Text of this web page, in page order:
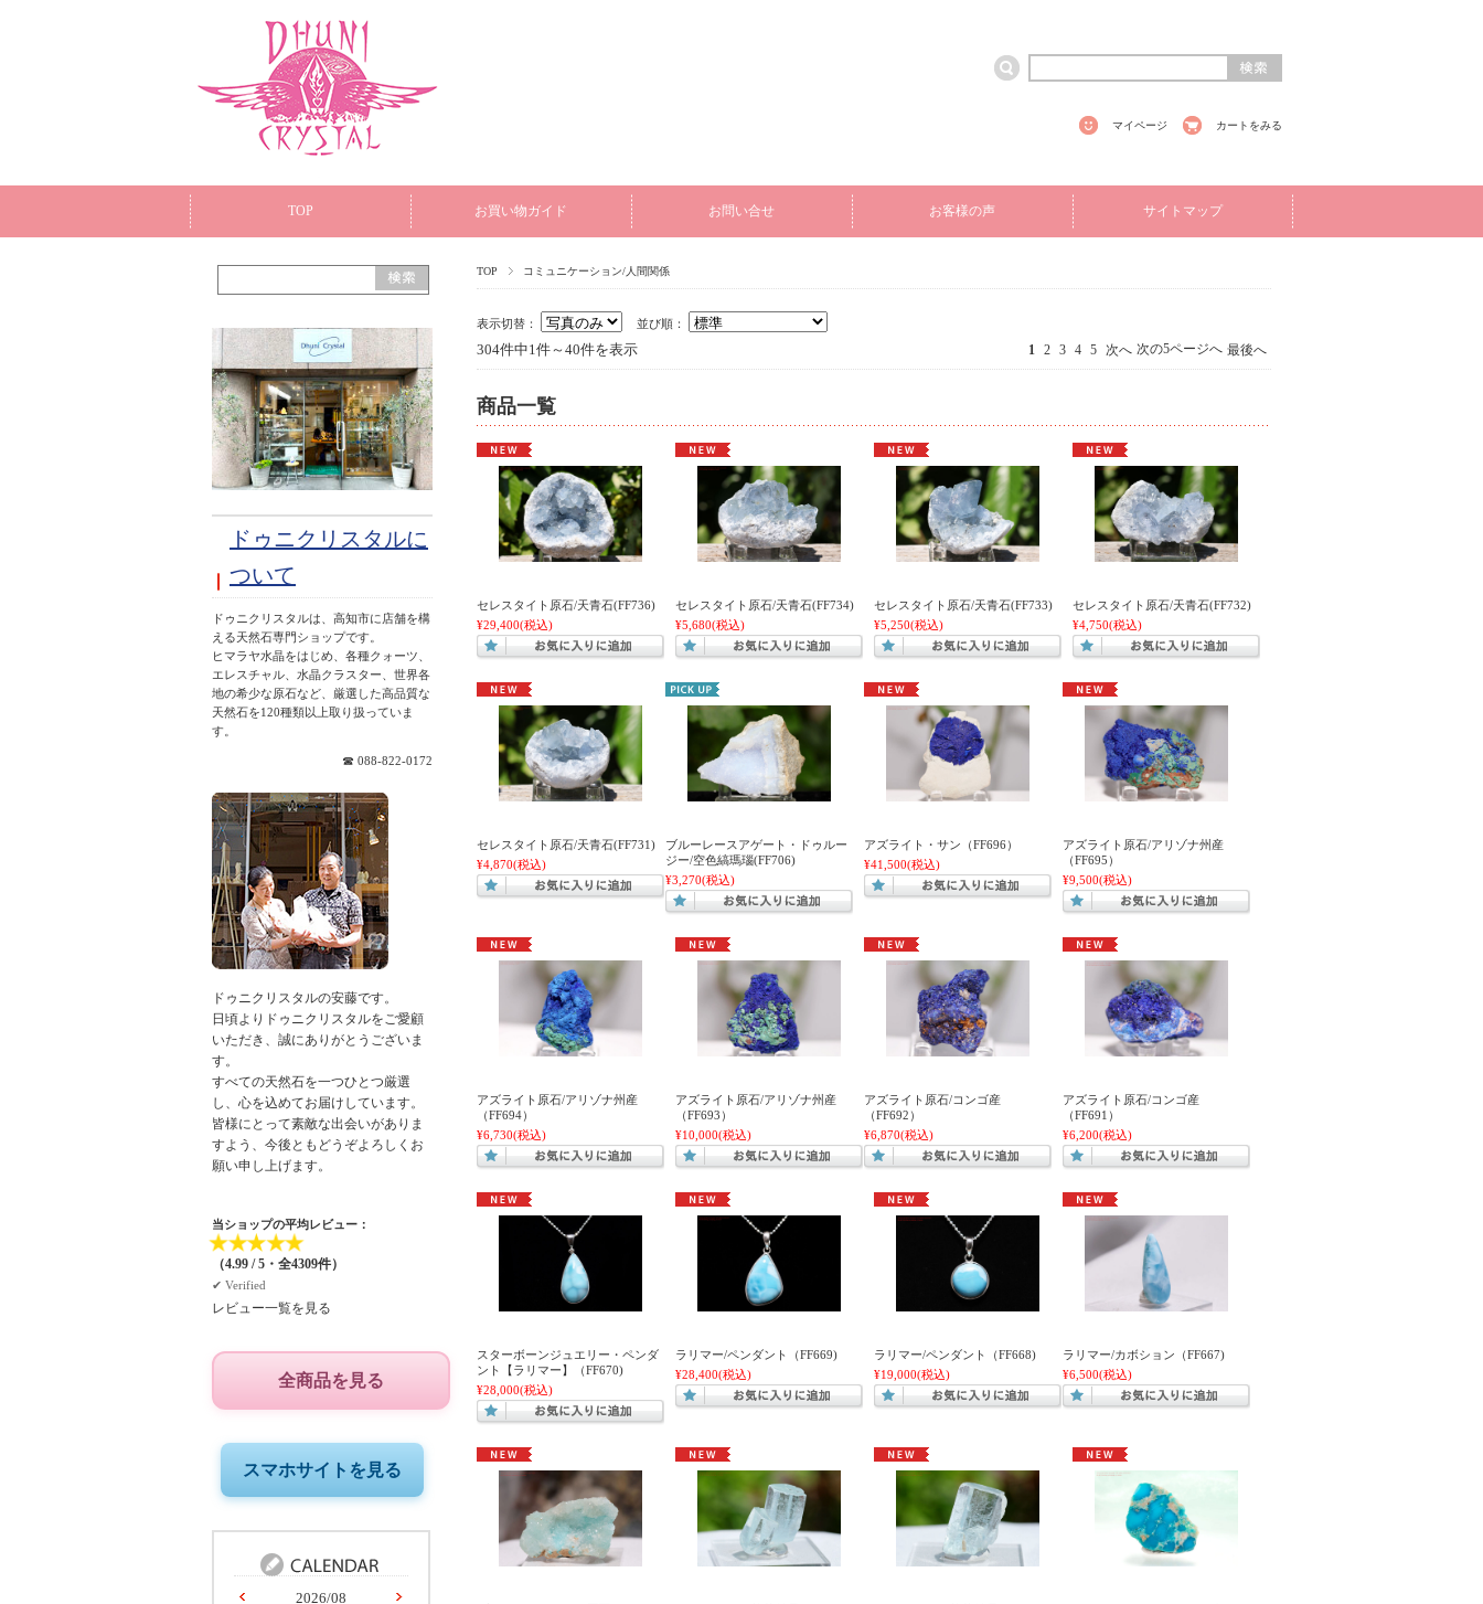
マイページ カートをみる
TOP お買い物ガイド お問い合せ お客様の声 サイトマップ
TOP コミュニケーション/人間関係
表示切替： 並び順：
304件中1件～40件を表示 1 2 3 4 5 次へ 次の5ページへ 最後へ
商品一覧
セレスタイト原石/天青石(FF736)
¥29,400(税込)
セレスタイト原石/天青石(FF734)
¥5,680(税込)
セレスタイト原石/天青石(FF733)
¥5,250(税込)
セレスタイト原石/天青石(FF732)
¥4,750(税込)
セレスタイト原石/天青石(FF731)
¥4,870(税込)
ブルーレースアゲート・ドゥルー
ジー/空色縞瑪瑙(FF706)
¥3,270(税込)
アズライト・サン（FF696）
¥41,500(税込)
アズライト原石/アリゾナ州産
（FF695）
¥9,500(税込)
アズライト原石/アリゾナ州産
（FF694）
¥6,730(税込)
アズライト原石/アリゾナ州産
（FF693）
¥10,000(税込)
アズライト原石/コンゴ産
（FF692）
¥6,870(税込)
アズライト原石/コンゴ産
（FF691）
¥6,200(税込)
スターボーンジュエリー・ペンダ
ント【ラリマー】（FF670)
¥28,000(税込)
ラリマー/ペンダント（FF669)
¥28,400(税込)
ラリマー/ペンダント（FF668)
¥19,000(税込)
ラリマー/カボション（FF667)
¥6,500(税込)
ドゥニクリスタルに
ついて
ドゥニクリスタルは、高知市に店舗を構
える天然石専門ショップです。
ヒマラヤ水晶をはじめ、各種クォーツ、
エレスチャル、水晶クラスター、世界各
地の希少な原石など、厳選した高品質な
天然石を120種類以上取り扱っていま
す。
☎ 088-822-0172
ドゥニクリスタルの安藤です。
日頃よりドゥニクリスタルをご愛顧
いただき、誠にありがとうございま
す。
すべての天然石を一つひとつ厳選
し、心を込めてお届けしています。
皆様にとって素敵な出会いがありま
すよう、今後ともどうぞよろしくお
願い申し上げます。
当ショップの平均レビュー：
★★★★★
（4.99 / 5・全4309件）
✔︎ Verified
レビュー一覧を見る
全商品を見る
スマホサイトを見る
2026/08